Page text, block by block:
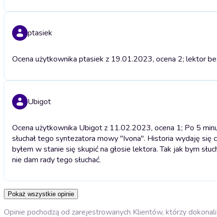
ptasiek
Ocena użytkownika ptasiek z 19.01.2023, ocena 2; lektor
Ubigot
Ocena użytkownika Ubigot z 11.02.2023, ocena 1; Po 5
słuchał tego syntezatora mowy "Ivona". Historia wydaję się
byłem w stanie się skupić na głosie lektora. Tak jak bym
nie dam rady tego słuchać.
Pokaż wszystkie opinie
Opinie pochodzą od zarejestrowanych Klientów, którzy